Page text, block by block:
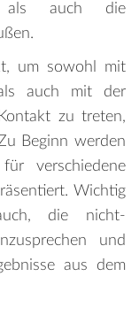
als auch die
um sowohl mit
auch mit der
zu treten,
Beginn werden
verschiedene
Wichtig
die nicht-
und
aus dem